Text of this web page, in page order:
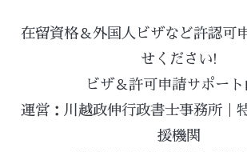
在留資格＆外国人ビザなど許認可
せください!
ビザ＆許可申請サポート
運営：川越政伸行政書士事務所｜
援機関